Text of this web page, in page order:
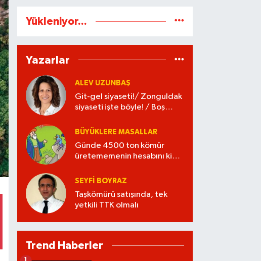
Yükleniyor...
Yazarlar
ALEV UZUNBAŞ
Git-gel siyaseti!/ Zonguldak
siyaseti işte böyle! / Boş
BÜYÜKLERE MASALLAR
Günde 4500 ton kömür
üretememenin hesabını kim
SEYFI BOYRAZ
Taşkömürü satışında, tek
yetkili TTK olmalı
Trend Haberler